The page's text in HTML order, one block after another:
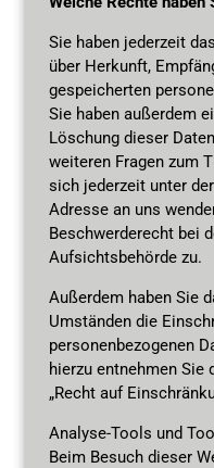
Sie haben jederzeit
über Herkunft,
gespeicherten
Sie haben außerdem
Löschung dieser
weiteren Fragen zum
sich jederzeit unter
Adresse an uns
Beschwerderecht bei
Aufsichtsbehörde zu.
Außerdem haben Sie
Umständen die
personenbezogenen
hierzu entnehmen Sie
„Recht auf
Analyse-Tools und
Beim Besuch dieser